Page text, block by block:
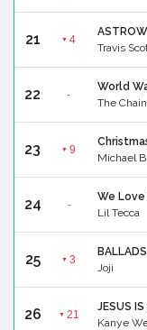
21 ▼ 4
Travis
22 -
World
The
23 ▼ 9
Michael
24 -
We Love
Lil Tecca
25 ▼ 3
Joji
26 ▼ 21
JESUS IS
Kanye